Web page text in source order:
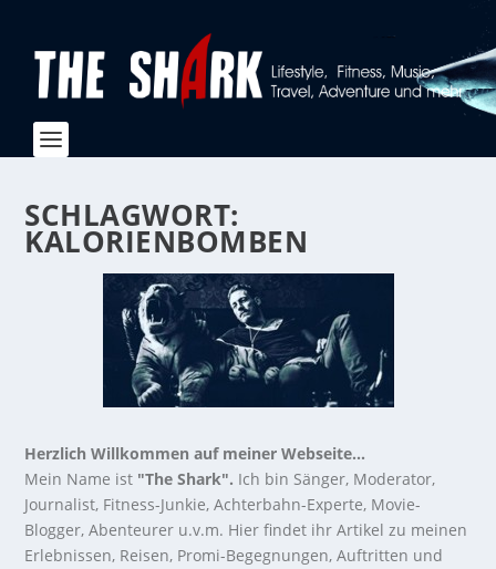
SCHLAGWORT:
KALORIENBOMBEN
Herzlich Willkommen auf meiner Webseite...
Mein Name ist "The Shark". Ich bin Sänger, Moderator,
Journalist, Fitness-Junkie, Achterbahn-Experte, Movie-
Blogger, Abenteurer u.v.m. Hier findet ihr Artikel zu meinen
Erlebnissen, Reisen, Promi-Begegnungen, Auftritten und